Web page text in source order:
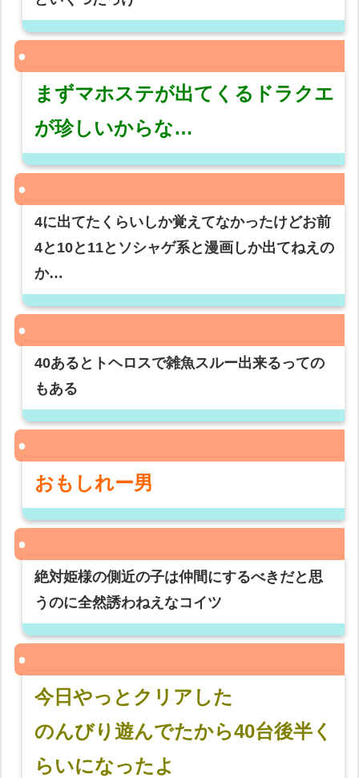
まずマホステが出てくるドラクエ
が珍しいからな…
4に出てたくらいしか覚えてなかったけどお前
4と10と11とソシャゲ系と漫画しか出てねえの
か…
40あるとトヘロスで雑魚スルー出来るっての
もある
おもしれー男
絶対姫様の側近の子は仲間にするべきだと思
うのに全然誘わねえなコイツ
今日やっとクリアした
のんびり遊んでたから40台後半く
らいになったよ